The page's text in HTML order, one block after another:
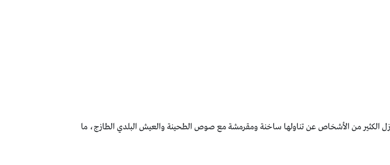
الكثير من الأشخاص عن تناولها ساخنة ومقرمشة مع صوص الطحينة والعيش البلدي الطازج، ما